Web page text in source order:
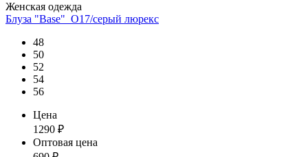
Женская одежда
Блуза "Base"_О17/серый люрекс
48
50
52
54
56
Цена
1290 ₽
Оптовая цена